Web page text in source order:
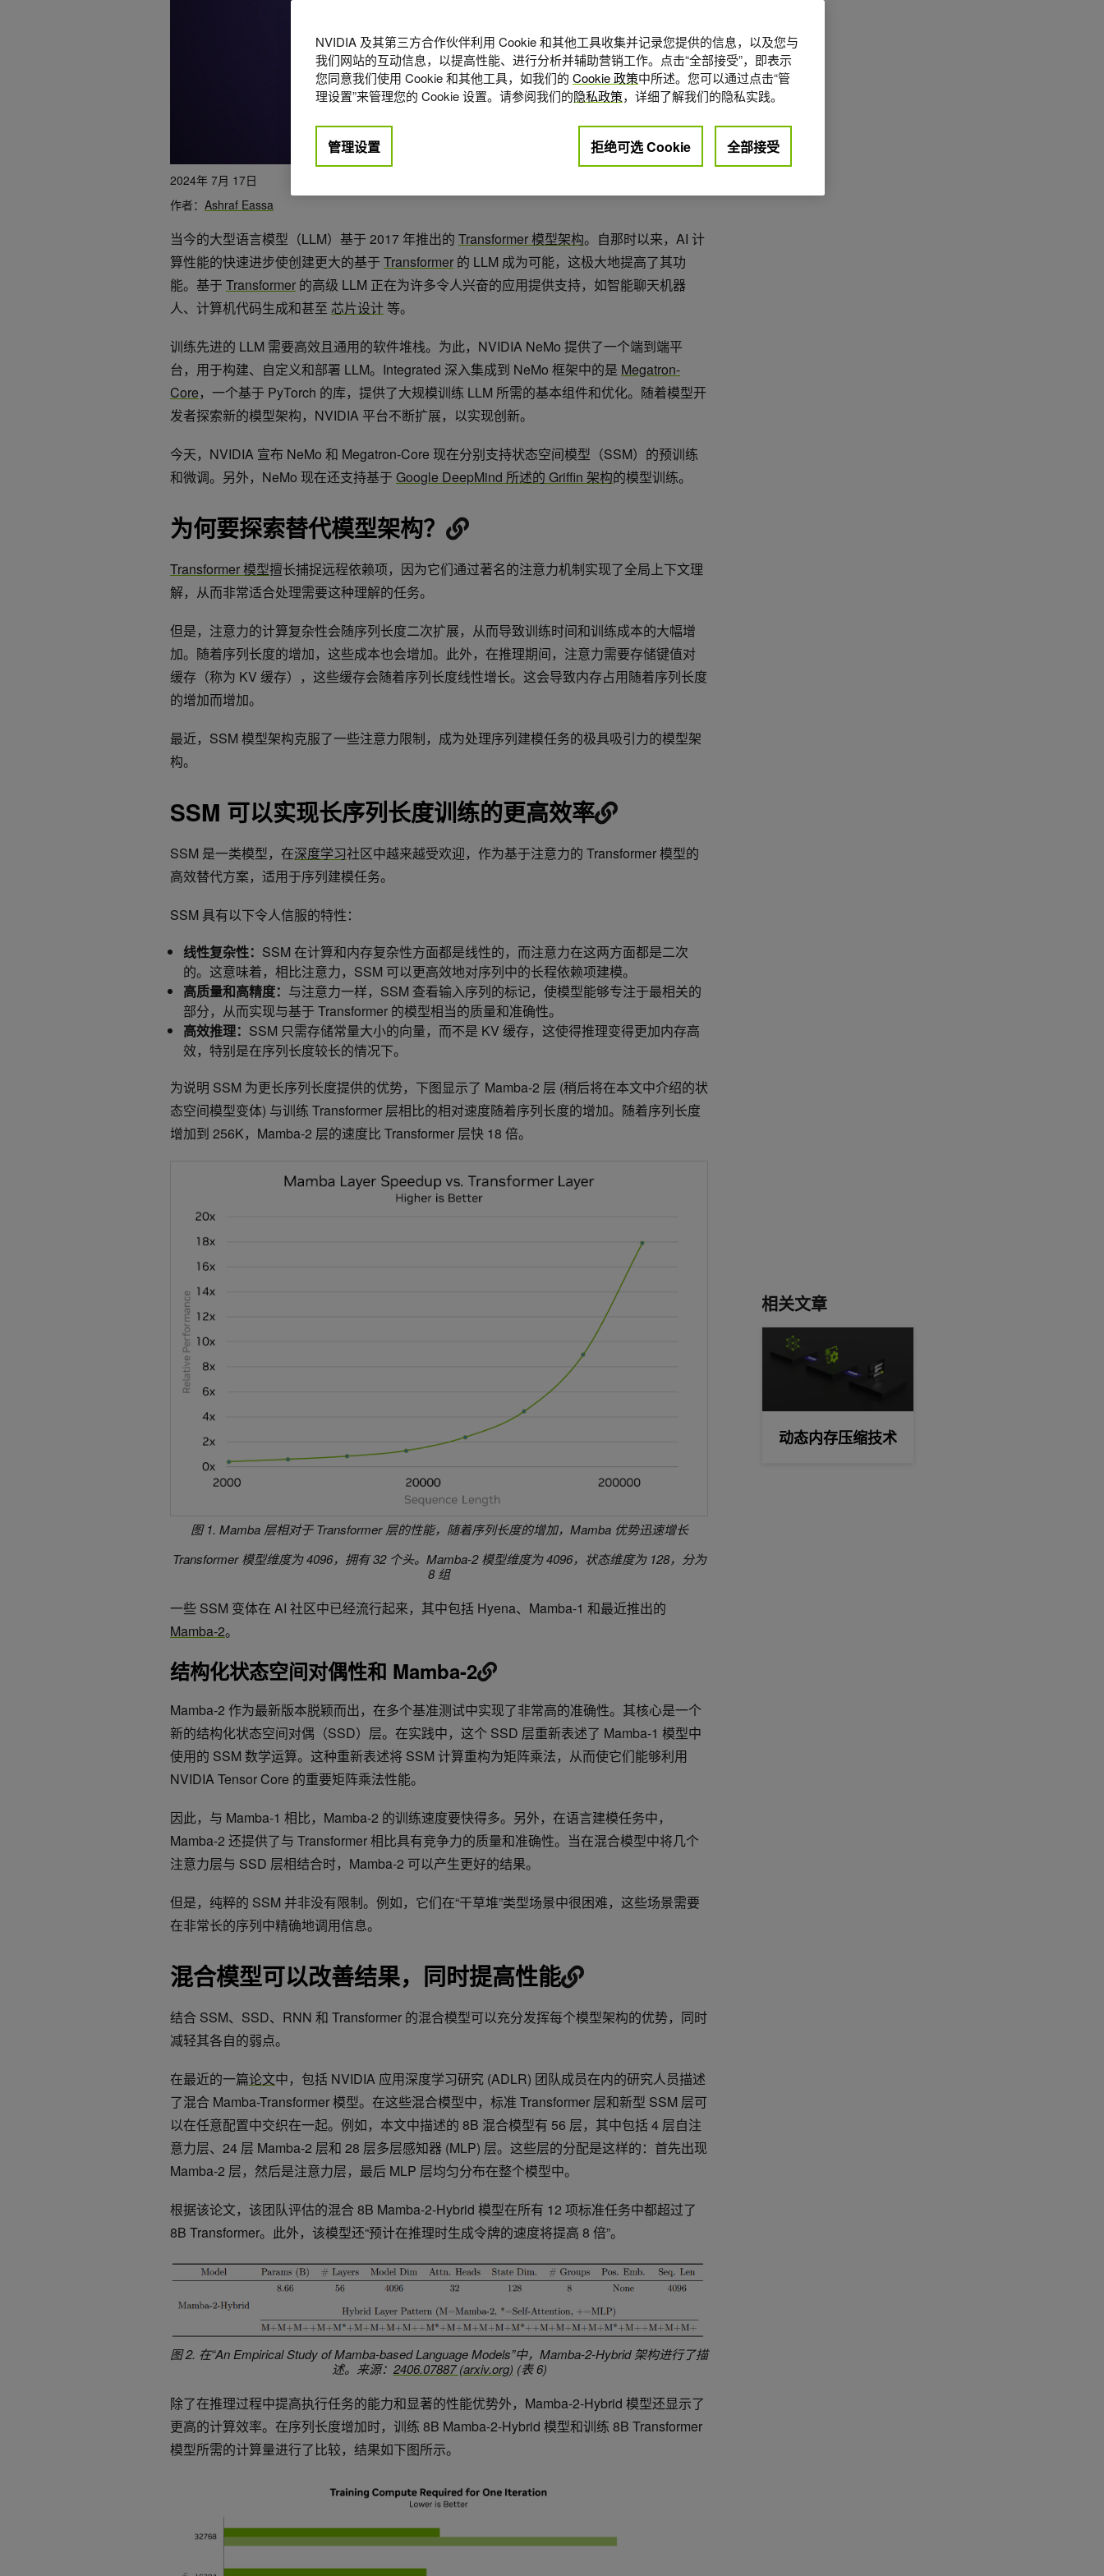
2024年 7月 17日
作者： Ashraf Eassa
当今的大型语言模型（LLM）基于 2017 年推出的 Transformer 模型架构。自那时以来，AI 计
算性能的快速进步使创建更大的基于 Transformer 的 LLM 成为可能，这极大地提高了其功
能。基于 Transformer 的高级 LLM 正在为许多令人兴奋的应用提供支持，如智能聊天机器
人、计算机代码生成和甚至 芯片设计等。
训练先进的 LLM 需要高效且通用的软件堆栈。为此，NVIDIA NeMo 提供了一个端到端平
台，用于构建、自定义和部署 LLM。Integrated 深入集成到 NeMo 框架中的是 Megatron-
Core，一个基于 PyTorch 的库，提供了大规模训练 LLM 所需的基本组件和优化。随着模型开
发者探索新的模型架构，NVIDIA 平台不断扩展，以实现创新。
今天，NVIDIA 宣布 NeMo 和 Megatron-Core 现在分别支持状态空间模型（SSM）的预训练
和微调。另外，NeMo 现在还支持基于 Google DeepMind 所述的 Griffin 架构的模型训练。
为何要探索替代模型架构？
Transformer 模型擅长捕捉远程依赖项，因为它们通过著名的注意力机制实现了全局上下文理
解，从而非常适合处理需要这种理解的任务。
但是，注意力的计算复杂性会随序列长度二次扩展，从而导致训练时间和训练成本的大幅增
加。随着序列长度的增加，这些成本也会增加。此外，在推理期间，注意力需要存储键值对
缓存（称为 KV 缓存），这些缓存会随着序列长度线性增长。这会导致内存占用随着序列长度
的增加而增加。
最近，SSM 模型架构克服了一些注意力限制，成为处理序列建模任务的极具吸引力的模型架
构。
SSM 可以实现长序列长度训练的更高效率
SSM 是一类模型，在深度学习社区中越来越受欢迎，作为基于注意力的 Transformer 模型的
高效替代方案，适用于序列建模任务。
SSM 具有以下令人信服的特性：
线性复杂性： SSM 在计算和内存复杂性方面都是线性的，而注意力在这两方面都是二次
的。这意味着，相比注意力，SSM 可以更高效地对序列中的长程依赖项建模。
高质量和高精度： 与注意力一样，SSM 查看输入序列的标记，使模型能够专注于最相关的
部分，从而实现与基于 Transformer 的模型相当的质量和准确性。
高效推理： SSM 只需存储常量大小的向量，而不是 KV 缓存，这使得推理变得更加内存高
效，特别是在序列长度较长的情况下。
为说明 SSM 为更长序列长度提供的优势，下图显示了 Mamba-2 层 (稍后将在本文中介绍的状
态空间模型变体) 与训练 Transformer 层相比的相对速度随着序列长度的增加。随着序列长度
增加到 256K，Mamba-2 层的速度比 Transformer 层快 18 倍。
图 1. Mamba 层相对于 Transformer 层的性能，随着序列长度的增加，Mamba 优势迅速增长
Transformer 模型维度为 4096，拥有 32 个头。Mamba-2 模型维度为 4096，状态维度为 128，分为
8 组
一些 SSM 变体在 AI 社区中已经流行起来，其中包括 Hyena、Mamba-1 和最近推出的
Mamba-2。
结构化状态空间对偶性和 Mamba-2
Mamba-2 作为最新版本脱颖而出，在多个基准测试中实现了非常高的准确性。其核心是一个
新的结构化状态空间对偶（SSD）层。在实践中，这个 SSD 层重新表述了 Mamba-1 模型中
使用的 SSM 数学运算。这种重新表述将 SSM 计算重构为矩阵乘法，从而使它们能够利用
NVIDIA Tensor Core 的重要矩阵乘法性能。
因此，与 Mamba-1 相比，Mamba-2 的训练速度要快得多。另外，在语言建模任务中，
Mamba-2 还提供了与 Transformer 相比具有竞争力的质量和准确性。当在混合模型中将几个
注意力层与 SSD 层相结合时，Mamba-2 可以产生更好的结果。
但是，纯粹的 SSM 并非没有限制。例如，它们在“干草堆”类型场景中很困难，这些场景需要
在非常长的序列中精确地调用信息。
混合模型可以改善结果，同时提高性能
结合 SSM、SSD、RNN 和 Transformer 的混合模型可以充分发挥每个模型架构的优势，同时
减轻其各自的弱点。
在最近的一篇论文中，包括 NVIDIA 应用深度学习研究 (ADLR) 团队成员在内的研究人员描述
了混合 Mamba-Transformer 模型。在这些混合模型中，标准 Transformer 层和新型 SSM 层可
以在任意配置中交织在一起。例如，本文中描述的 8B 混合模型有 56 层，其中包括 4 层自注
意力层、24 层 Mamba-2 层和 28 层多层感知器 (MLP) 层。这些层的分配是这样的：首先出现
Mamba-2 层，然后是注意力层，最后 MLP 层均匀分布在整个模型中。
根据该论文，该团队评估的混合 8B Mamba-2-Hybrid 模型在所有 12 项标准任务中都超过了
8B Transformer。此外，该模型还“预计在推理时生成令牌的速度将提高 8 倍”。
图 2. 在“An Empirical Study of Mamba-based Language Models”中，Mamba-2-Hybrid 架构进行了描
述。来源： 2406.07887 (arxiv.org) (表 6)
除了在推理过程中提高执行任务的能力和显著的性能优势外，Mamba-2-Hybrid 模型还显示了
更高的计算效率。在序列长度增加时，训练 8B Mamba-2-Hybrid 模型和训练 8B Transformer
模型所需的计算量进行了比较，结果如下图所示。
相关文章
动态内存压缩技术
动态内存压缩技术
NVIDIA 及其第三方合作伙伴利用 Cookie 和其他工具收集并记录您提供的信息，以及您与
我们网站的互动信息，以提高性能、进行分析并辅助营销工作。点击“全部接受”，即表示
您同意我们使用 Cookie 和其他工具，如我们的 Cookie 政策中所述。您可以通过点击“管
理设置”来管理您的 Cookie 设置。请参阅我们的隐私政策，详细了解我们的隐私实践。
管理设置 拒绝可选 Cookie 全部接受